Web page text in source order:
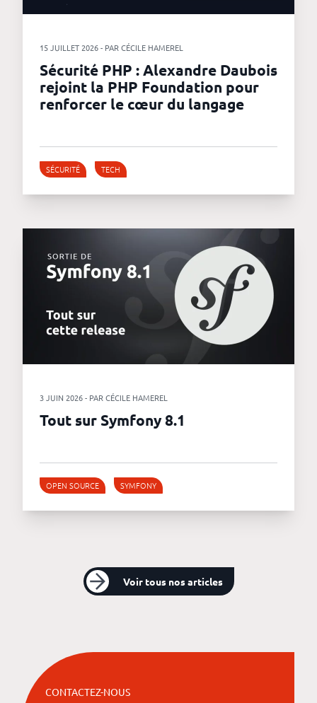
15 JUILLET 2026 - PAR CÉCILE HAMEREL
Sécurité PHP : Alexandre Daubois
rejoint la PHP Foundation pour
renforcer le cœur du langage
SÉCURITÉ TECH
3 JUIN 2026 - PAR CÉCILE HAMEREL
Tout sur Symfony 8.1
OPEN SOURCE SYMFONY
Voir tous nos articles
CONTACTEZ-NOUS